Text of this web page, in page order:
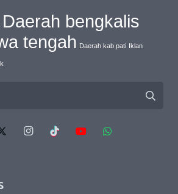
Daerah bengkalis
tengah Daerah kab pati Iklan